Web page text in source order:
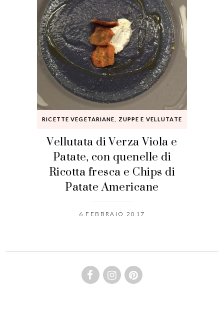
RICETTE VEGETARIANE ZUPPE E VELLUTATE
Vellutata di Verza Viola e
Patate, con quenelle di
Ricotta fresca e Chips di
Patate Americane
6 FEBBRAIO 2017